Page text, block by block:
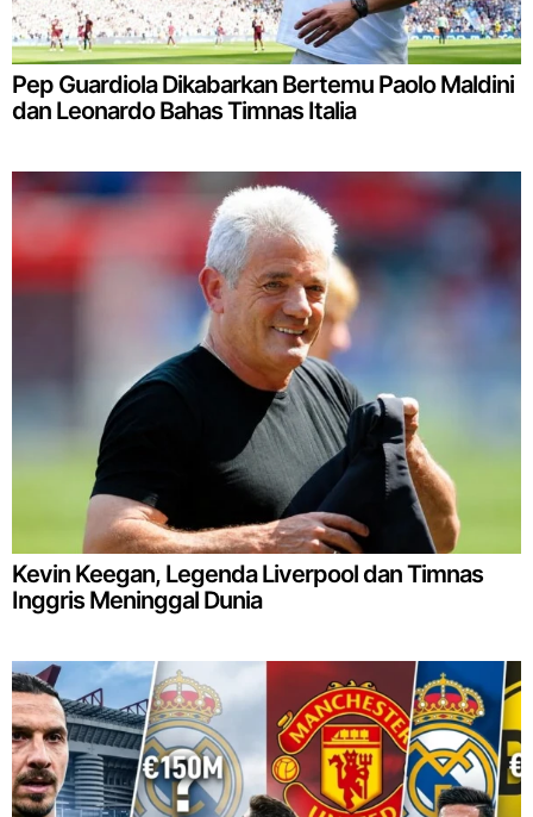
Pep Guardiola Dikabarkan Bertemu Paolo Maldini
dan Leonardo Bahas Timnas Italia
Kevin Keegan, Legenda Liverpool dan Timnas
Inggris Meninggal Dunia